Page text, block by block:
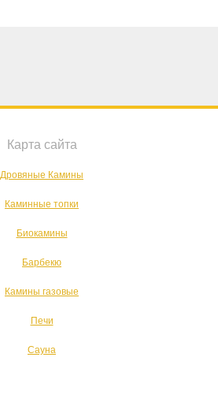
Карта сайта
Дровяные Камины
Каминные топки
Биокамины
Барбекю
Камины газовые
Печи
Сауна